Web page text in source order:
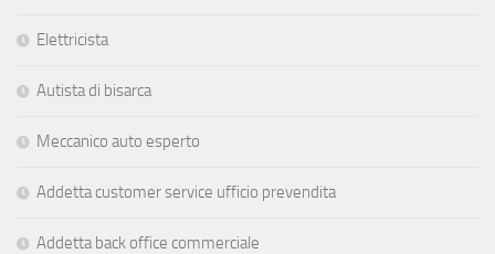
Elettricista
Autista di bisarca
Meccanico auto esperto
Addetta customer service ufficio prevendita
Addetta back office commerciale